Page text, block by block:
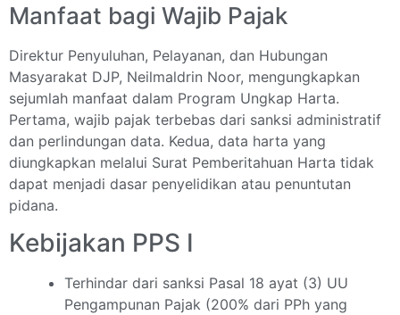
Manfaat bagi Wajib Pajak
Direktur Penyuluhan, Pelayanan, dan Hubungan
Masyarakat DJP, Neilmaldrin Noor, mengungkapkan
sejumlah manfaat dalam Program Ungkap Harta.
Pertama, wajib pajak terbebas dari sanksi administratif
dan perlindungan data. Kedua, data harta yang
diungkapkan melalui Surat Pemberitahuan Harta tidak
dapat menjadi dasar penyelidikan atau penuntutan
pidana.
Kebijakan PPS I
Terhindar dari sanksi Pasal 18 ayat (3) UU
Pengampunan Pajak (200% dari PPh yang